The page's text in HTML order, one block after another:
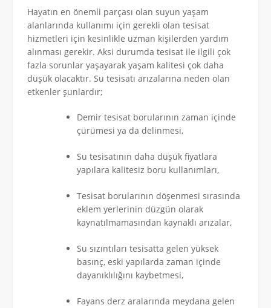
Hayatın en önemli parçası olan suyun yaşam
alanlarında kullanımı için gerekli olan tesisat
hizmetleri için kesinlikle uzman kişilerden yardım
alınması gerekir. Aksi durumda tesisat ile ilgili çok
fazla sorunlar yaşayarak yaşam kalitesi çok daha
düşük olacaktır. Su tesisatı arızalarına neden olan
etkenler şunlardır;
Demir tesisat borularının zaman içinde
çürümesi ya da delinmesi,
Su tesisatının daha düşük fiyatlara
yapılara kalitesiz boru kullanımları,
Tesisat borularının döşenmesi sırasında
eklem yerlerinin düzgün olarak
kaynatılmamasından kaynaklı arızalar,
Su sızıntıları tesisatta gelen yüksek
basınç, eski yapılarda zaman içinde
dayanıklılığını kaybetmesi,
Fayans derz aralarında meydana gelen